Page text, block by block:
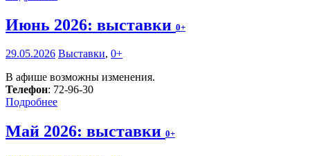
Июнь 2026: выставки 0+
29.05.2026 Выставки, 0+
В афише возможны изменения.
Телефон: 72-96-30
Подробнее
Май 2026: выставки 0+